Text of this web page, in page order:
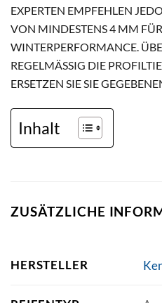
EXPERTEN EMPFEHLEN
VON MINDESTENS 4 MM
WINTERPERFORMANCE.
REGELMÄSSIG DIE
RSETZEN SIE SIE
Inhalt
ZUSÄTZLICHE
HERSTELLER